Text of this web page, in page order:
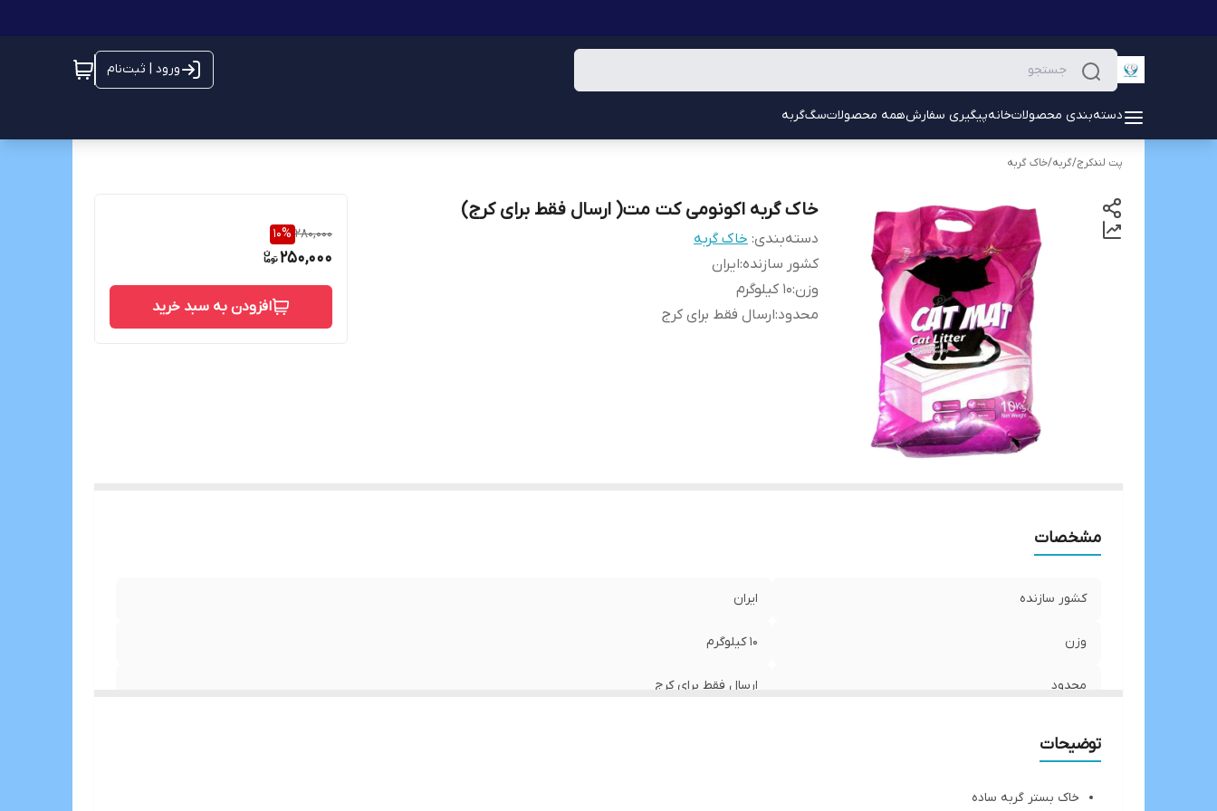
ورود | ثبت‌نام
دسته‌بندی محصولاتخانهپیگیری سفارشهمه محصولاتسگگربه
پت لندکرج/گربه/خاک گربه
خاک گربه اکونومی کت مت( ارسال فقط برای کرج)
دسته‌بندی: خاک گربه
کشور سازنده:ایران
وزن:10 کیلوگرم
محدود:ارسال فقط برای کرج
280,000
10%
250,000
افزودن به سبد خرید
مشخصات
کشور سازنده ایران
وزن 10 کیلوگرم
محدود ارسال فقط برای کرج
توضیحات
خاک بستر گربه ساده